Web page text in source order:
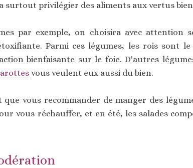
surtout privilégier des aliments aux vertus
par exemple, on choisira avec attention
Parmi ces légumes, les rois sont
bienfaisante sur le foie. D'autres
vous veulent eux aussi du bien.
vous recommander de manger des
vous réchauffer, et en été, les salades